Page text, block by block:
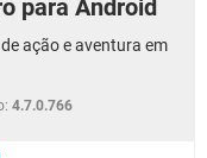
para Android
ação e aventura em
4.7.0.766